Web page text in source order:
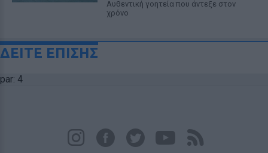
Αυθεντική γοητεία που άντεξε στον
χρόνο
ΔΕΙΤΕ ΕΠΙΣΗΣ
par: 4